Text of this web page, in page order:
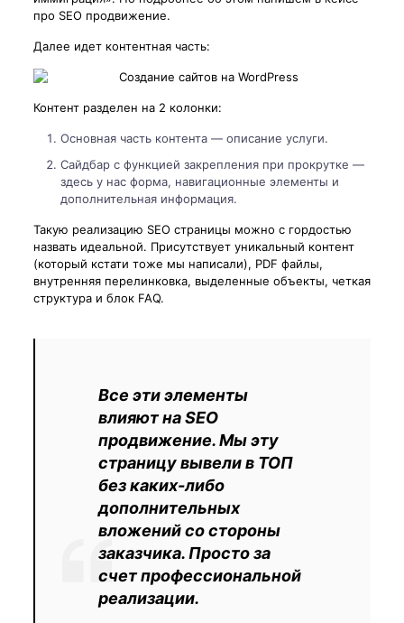
про SEO продвижение.
Далее идет контентная часть:
Контент разделен на 2 колонки:
Основная часть контента — описание услуги.
Сайдбар с функцией закрепления при прокрутке —
здесь у нас форма, навигационные элементы и
дополнительная информация.
Такую реализацию SEO страницы можно с гордостью
назвать идеальной. Присутствует уникальный контент
(который кстати тоже мы написали), PDF файлы,
внутренняя перелинковка, выделенные объекты, четкая
структура и блок FAQ.
Все эти элементы
влияют на SEO
продвижение. Мы эту
страницу вывели в ТОП
без каких-либо
дополнительных
вложений со стороны
заказчика. Просто за
счет профессиональной
реализации.